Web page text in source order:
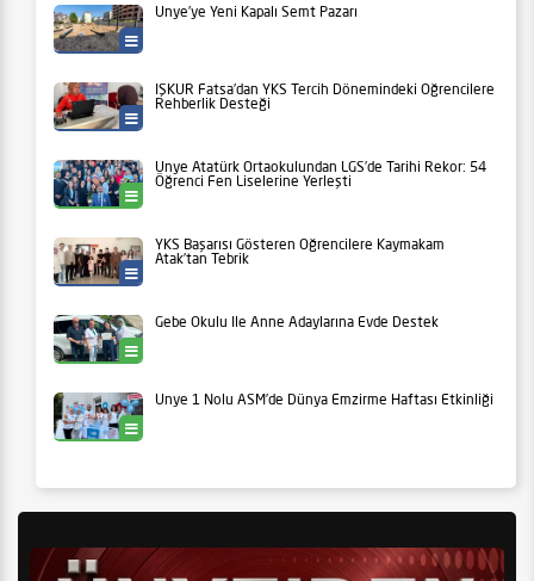
Ünye’ye Yeni Kapalı Semt Pazarı
İŞKUR Fatsa’dan YKS Tercih Dönemindeki Öğrencilere
Rehberlik Desteği
Ünye Atatürk Ortaokulundan LGS’de Tarihi Rekor: 54
Öğrenci Fen Liselerine Yerleşti
YKS Başarısı Gösteren Öğrencilere Kaymakam
Atak’tan Tebrik
Gebe Okulu İle Anne Adaylarına Evde Destek
Ünye 1 Nolu ASM’de Dünya Emzirme Haftası Etkinliği